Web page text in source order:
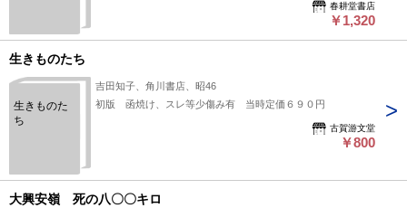
春耕堂書店
￥1,320
生きものたち
生きものた
ち
吉田知子、角川書店、昭46
初版 函焼け、スレ等少傷み有 当時定価６９０円
古賀游文堂
￥800
大興安嶺 死の八〇〇キロ